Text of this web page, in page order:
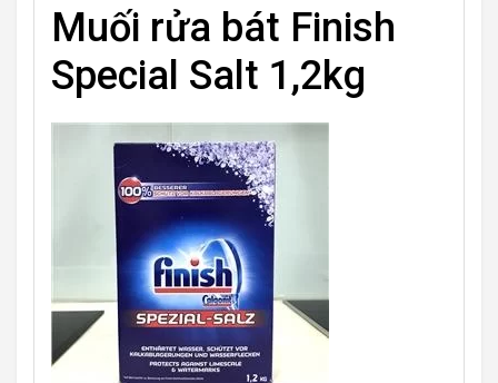
Muối rửa bát Finish
Special Salt 1,2kg